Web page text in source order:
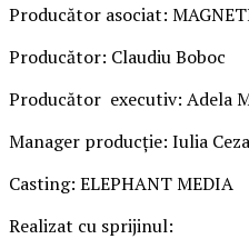
Producător asociat:
Producător: Claudiu Boboc
Producător executiv: Adela
Manager producție: Iulia
Casting: ELEPHANT MEDIA
Realizat cu sprijinul: